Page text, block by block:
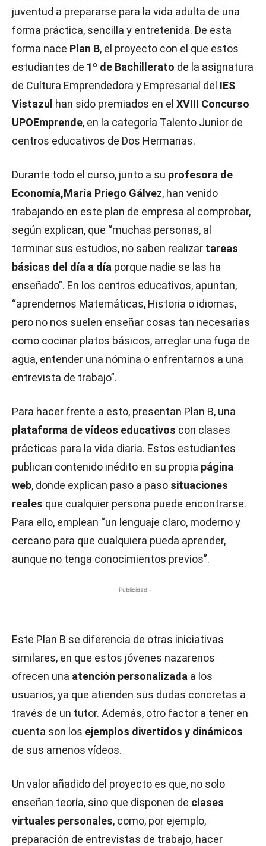
juventud a prepararse para la vida adulta de una
forma práctica, sencilla y entretenida. De esta
forma nace Plan B, el proyecto con el que estos
estudiantes de 1º de Bachillerato de la asignatura
de Cultura Emprendedora y Empresarial del IES
Vistazul han sido premiados en el XVIII Concurso
UPOEmprende, en la categoría Talento Junior de
centros educativos de Dos Hermanas.
Durante todo el curso, junto a su profesora de
Economía,María Priego Gálvez, han venido
trabajando en este plan de empresa al comprobar,
según explican, que “muchas personas, al
terminar sus estudios, no saben realizar tareas
básicas del día a día porque nadie se las ha
enseñado”. En los centros educativos, apuntan,
“aprendemos Matemáticas, Historia o idiomas,
pero no nos suelen enseñar cosas tan necesarias
como cocinar platos básicos, arreglar una fuga de
agua, entender una nómina o enfrentarnos a una
entrevista de trabajo”.
Para hacer frente a esto, presentan Plan B, una
plataforma de vídeos educativos con clases
prácticas para la vida diaria. Estos estudiantes
publican contenido inédito en su propia página
web, donde explican paso a paso situaciones
reales que cualquier persona puede encontrarse.
Para ello, emplean “un lenguaje claro, moderno y
cercano para que cualquiera pueda aprender,
aunque no tenga conocimientos previos”.
- Publicidad -
Este Plan B se diferencia de otras iniciativas
similares, en que estos jóvenes nazarenos
ofrecen una atención personalizada a los
usuarios, ya que atienden sus dudas concretas a
través de un tutor. Además, otro factor a tener en
cuenta son los ejemplos divertidos y dinámicos
de sus amenos vídeos.
Un valor añadido del proyecto es que, no solo
enseñan teoría, sino que disponen de clases
virtuales personales, como, por ejemplo,
preparación de entrevistas de trabajo, hacer